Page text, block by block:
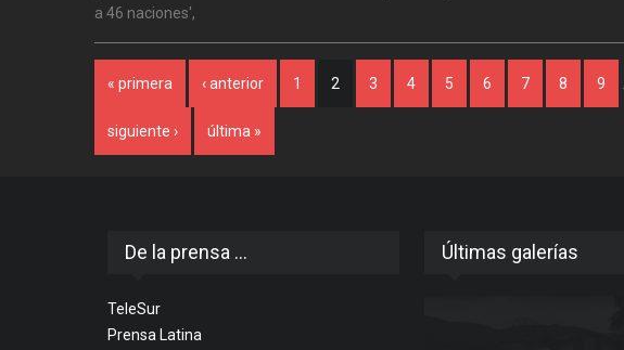
a 46 naciones',
Páginas
« primera ‹ anterior 1 2 3 4 5 6 7 8 9
siguiente › última »
De la prensa ...
TeleSur
Prensa Latina
Últimas galerías